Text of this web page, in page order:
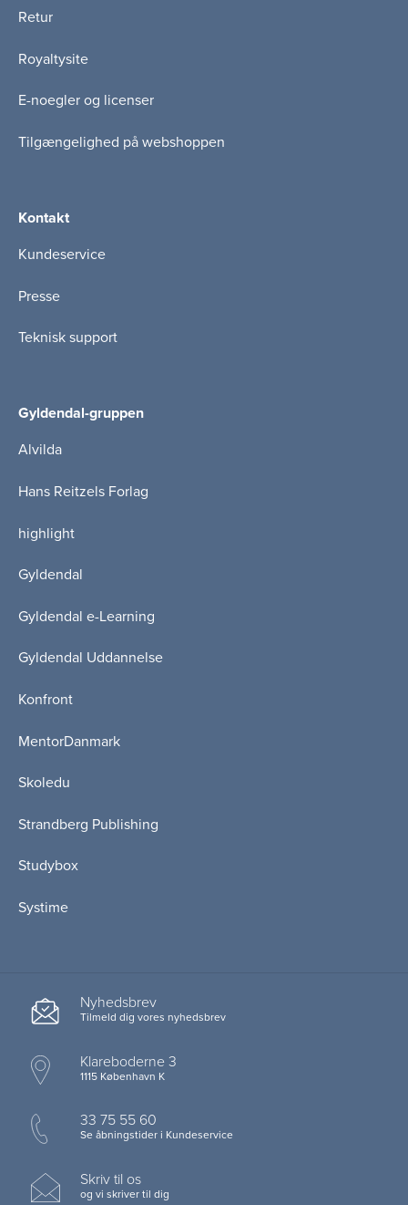
Retur
Royaltysite
E-noegler og licenser
Tilgængelighed på webshoppen
Kontakt
Kundeservice
Presse
Teknisk support
Gyldendal-gruppen
Alvilda
Hans Reitzels Forlag
highlight
Gyldendal
Gyldendal e-Learning
Gyldendal Uddannelse
Konfront
MentorDanmark
Skoledu
Strandberg Publishing
Studybox
Systime
Nyhedsbrev
Tilmeld dig vores nyhedsbrev
Klareboderne 3
1115 København K
33 75 55 60
Se åbningstider i Kundeservice
Skriv til os
og vi skriver til dig